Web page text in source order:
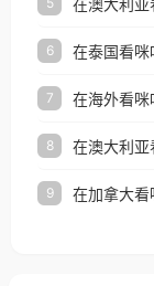
6
7
8
9